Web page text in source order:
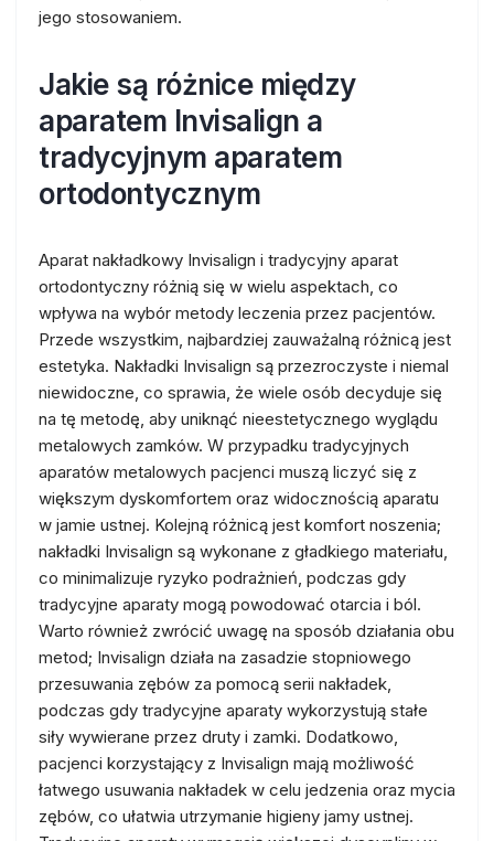
jego stosowaniem.
Jakie są różnice między
aparatem Invisalign a
tradycyjnym aparatem
ortodontycznym
Aparat nakładkowy Invisalign i tradycyjny aparat
ortodontyczny różnią się w wielu aspektach, co
wpływa na wybór metody leczenia przez pacjentów.
Przede wszystkim, najbardziej zauważalną różnicą jest
estetyka. Nakładki Invisalign są przezroczyste i niemal
niewidoczne, co sprawia, że wiele osób decyduje się
na tę metodę, aby uniknąć nieestetycznego wyglądu
metalowych zamków. W przypadku tradycyjnych
aparatów metalowych pacjenci muszą liczyć się z
większym dyskomfortem oraz widocznością aparatu
w jamie ustnej. Kolejną różnicą jest komfort noszenia;
nakładki Invisalign są wykonane z gładkiego materiału,
co minimalizuje ryzyko podrażnień, podczas gdy
tradycyjne aparaty mogą powodować otarcia i ból.
Warto również zwrócić uwagę na sposób działania obu
metod; Invisalign działa na zasadzie stopniowego
przesuwania zębów za pomocą serii nakładek,
podczas gdy tradycyjne aparaty wykorzystują stałe
siły wywierane przez druty i zamki. Dodatkowo,
pacjenci korzystający z Invisalign mają możliwość
łatwego usuwania nakładek w celu jedzenia oraz mycia
zębów, co ułatwia utrzymanie higieny jamy ustnej.